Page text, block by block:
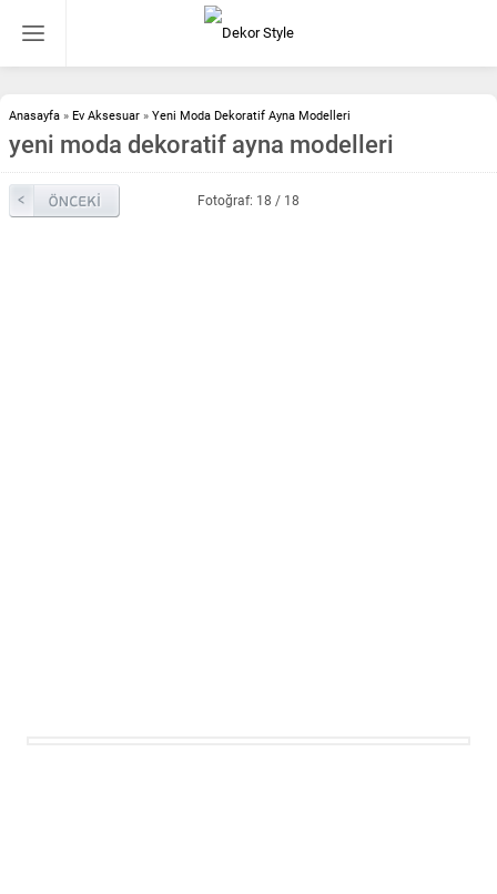
Anasayfa » Ev Aksesuar » Yeni Moda Dekoratif Ayna Modelleri
yeni moda dekoratif ayna modelleri
Fotoğraf: 18 / 18